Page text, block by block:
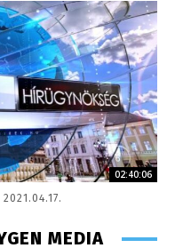
02:40:06
2021.04.17.
MEDIA